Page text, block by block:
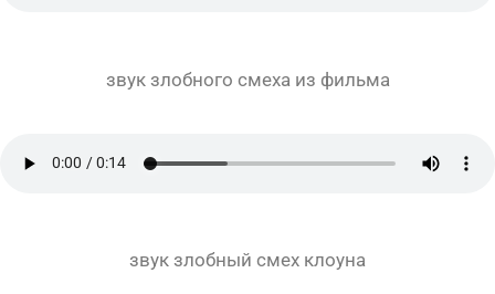
звук злобного смеха из фильма
звук злобный смех клоуна